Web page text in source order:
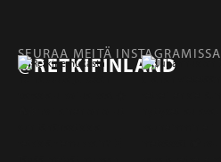
SEURAA MEITÄ INSTAGRAMISSA
@RETKIFINLAND